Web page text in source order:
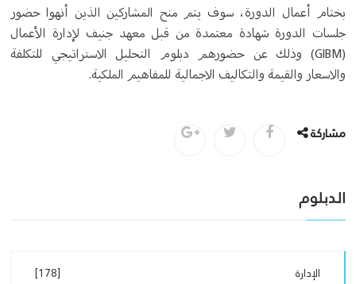
بختام أعمال الدورة، سوف يتم منح المشاركين الذين أنهوا حضور
جلسات الدورة شهادة معتمدة من قبل معهد جنيف لإدارة الأعمال
(GIBM) وذلك عن حضورهم دبلوم التحليل الاستراتيجي للتكلفة
والاسعار والقيمة والتكاليف الاجمالية للمفاهيم الملكية.
مشاركة
الدبلوم
الإدارة
[178]